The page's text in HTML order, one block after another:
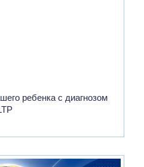
ребенка с диагнозом